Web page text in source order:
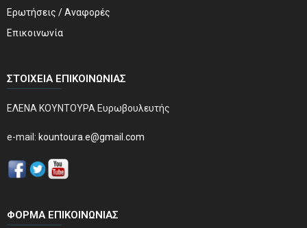
Ερωτήσεις / Αναφορές
Επικοινωνία
ΣΤΟΙΧΕΊΑ ΕΠΙΚΟΙΝΩΝΊΑΣ
ΕΛΕΝΑ ΚΟΥΝΤΟΥΡΑ Ευρωβουλευτής
e-mail: kountoura.e@gmail.com
ΦΌΡΜΑ ΕΠΙΚΟΙΝΩΝΊΑΣ